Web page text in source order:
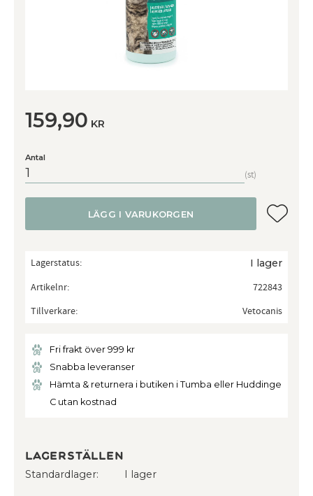
159,90 KR
Antal
st
LÄGG I VARUKORGEN Lägg
Lagerstatus I lager
Artikelnr
722843
Tillverkare
Vetocanis
Fri frakt över 999 kr
Snabba leveranser
Hämta & returnera i butiken i Tumba eller Huddinge
C utan kostnad
Lagerställen
Standardlager I lager